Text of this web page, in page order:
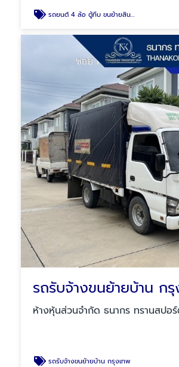
รถยนต์ 4 ล้อ ตู้ทึบ ขนย้ายสินค้า
รถรับจ้างขนย้ายบ้าน ก
ห้างหุ้นส่วนจำกัด ธนากร ทรานสปอ
รถรับจ้างขนย้ายบ้าน กรุงเทพ